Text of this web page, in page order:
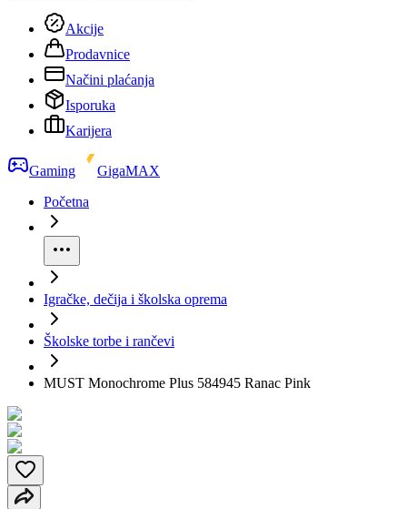
Akcije
Prodavnice
Načini plaćanja
Isporuka
Karijera
Gaming
GigaMAX
Početna
Igračke, dečija i školska oprema
Školske torbe i rančevi
MUST Monochrome Plus 584945 Ranac Pink